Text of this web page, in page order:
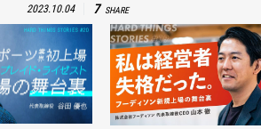
2023.10.04 7 SHARE